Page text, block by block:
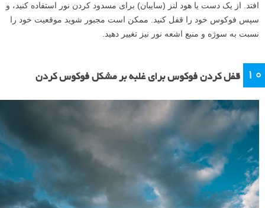
افتد. از یک دست یا هود لنز (سایبان) برای مسدود کردن نور استفاده کنید، و
سپس فوکوس خود را قفل کنید. ممکن است مجبور شوید موقعیت خود را
نسبت به سوژه و منبع اشعه نور نیز تغییر دهید.
۱۰ قفل کردن فوکوس برای غلبه بر مشکل فوکوس کردن